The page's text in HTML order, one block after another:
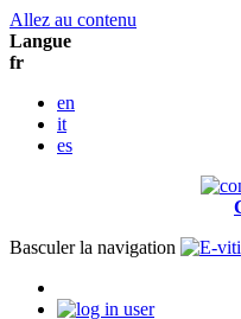
Allez au contenu
Langue
fr
en
it
es
Basculer la navigation